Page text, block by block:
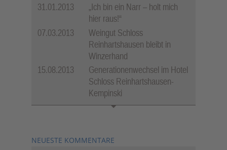
31.01.2013
„Ich bin ein Narr – holt mich
hier raus!“
07.03.2013
Weingut Schloss
Reinhartshausen bleibt in
Winzerhand
15.08.2013
Generationenwechsel im Hotel
Schloss Reinhartshausen-
Kempinski
NEUESTE KOMMENTARE